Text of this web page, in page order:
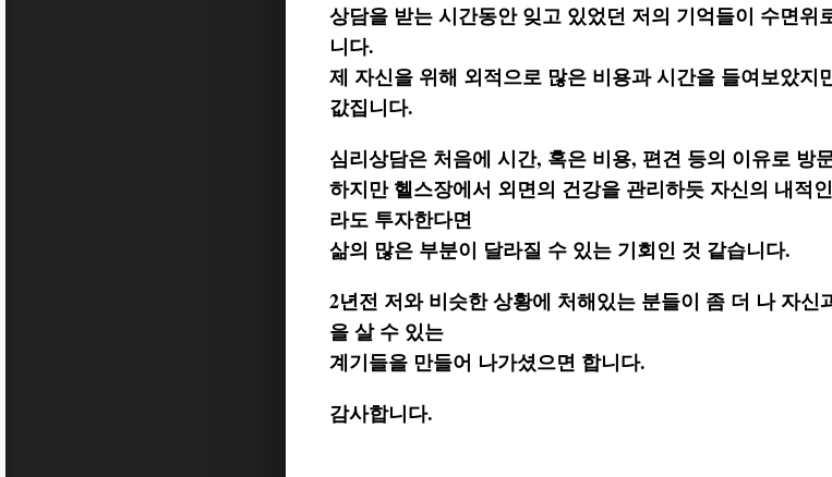
상담을 받는 시간동안 잊고 있었던 저의 기억들이 수면위
니다.
제 자신을 위해 외적으로 많은 비용과 시간을 들여보았지
값집니다.
심리상담은 처음에 시간, 혹은 비용, 편견 등의 이유로 방
하지만 헬스장에서 외면의 건강을 관리하듯 자신의 내적
라도 투자한다면
삶의 많은 부분이 달라질 수 있는 기회인 것 같습니다.
2년전 저와 비슷한 상황에 처해있는 분들이 좀 더 나 자
을 살 수 있는
계기들을 만들어 나가셨으면 합니다.
감사합니다.